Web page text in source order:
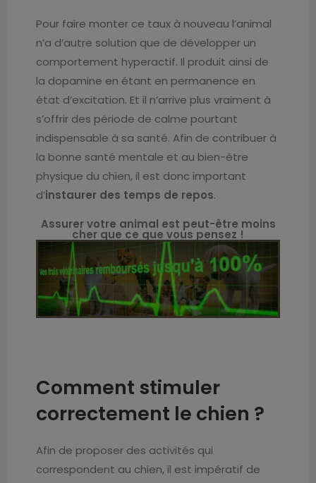
Pour faire monter ce taux à nouveau l’animal
n’a d’autre solution que de développer un
comportement hyperactif. Il produit ainsi de
la dopamine en étant en permanence en
état d’excitation. Et il n’arrive plus vraiment à
s’offrir des période de calme pourtant
indispensable à sa santé. Afin de contribuer à
la bonne santé mentale et au bien-être
physique du chien, il est donc important
d’instaurer des temps de repos.
Assurer votre animal est peut-être moins
cher que ce que vous pensez !
Comment stimuler
correctement le chien ?
Afin de proposer des activités qui
correspondent au chien, il est impératif de